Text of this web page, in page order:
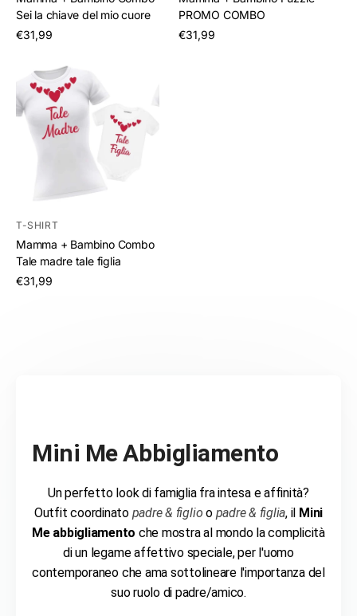
Sei la chiave del mio cuore
€31,99
/
PROMO COMBO
€31,99
/
T-SHIRT
Mamma + Bambino Combo
Tale madre tale figlia
€31,99
/
Mini Me Abbigliamento
Un perfetto look di famiglia fra intesa e affinità?
Outfit coordinato padre & figlio o padre & figlia, il Mini
Me abbigliamento che mostra al mondo la complicità
di un legame affettivo speciale, per l'uomo
contemporaneo che ama sottolineare l'importanza del
suo ruolo di padre/amico.